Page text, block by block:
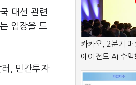
대선 관련
입장을 드
, 민간투자
카카오, 2분기
에이전트 AI 수익